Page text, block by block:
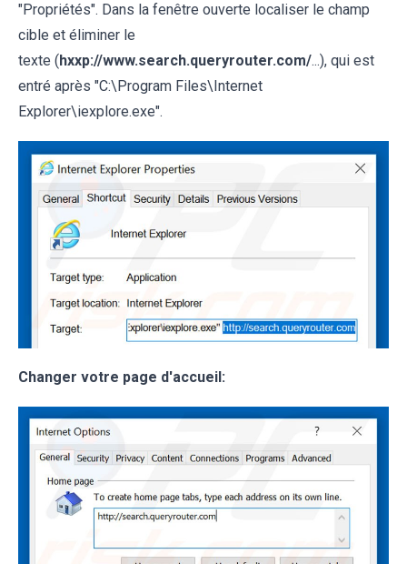
"Propriétés". Dans la fenêtre ouverte localiser le champ
cible et éliminer le
texte ( hxxp://www.search.queryrouter.com/...), qui est
entré après "C:\Program Files\Internet
Explorer\iexplore.exe".
Changer votre page d'accueil: